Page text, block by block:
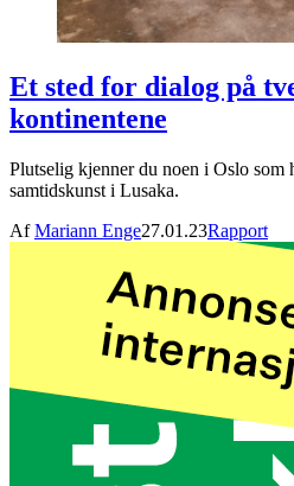
Et sted for dialog på
kontinentene
Plutselig kjenner du noen i Oslo som
samtidskunst i Lusaka.
AfMariann Enge27.01.23Rapport